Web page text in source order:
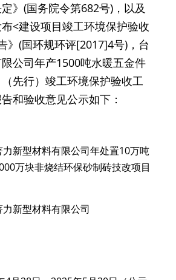
》(国务院令第682号)，以及
<建设项目竣工环境保护验收
》(国环规环评[2017]4号)，台
公司年产1500吨水暖五金件
先行）竣工环境保护验收工
和验收意见公示如下：
新型材料有限公司年处置10万吨
万块非烧结环保砂制砖技改项目
新型材料有限公司